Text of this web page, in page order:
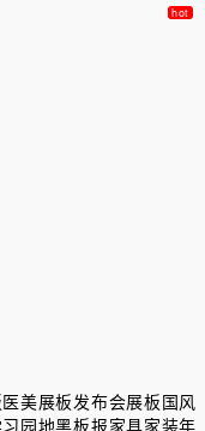
医美展板发布会展板国风
园地黑板报家具家装年